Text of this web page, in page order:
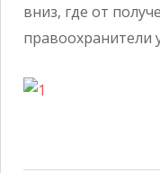
вниз, где от
правоохранители